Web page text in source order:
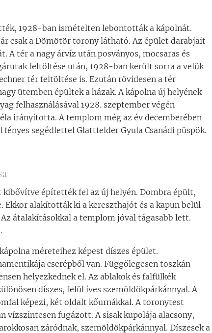
1928-ban ismételten lebontották a kápolnát.
csak a Dömötör torony látható. Az épület darabjait
A tér a nagy árvíz után posványos, mocsaras és
feltöltése után, 1928-ban került sorra a velük
tér feltöltése is. Ezután rövidesen a tér
ütemben épültek a házak. A kápolna új helyének
felhasználásával 1928. szeptember végén
irányította. A templom még az év decemberében
segédlettel Glattfelder Gyula Csanádi püspök.
építették fel az új helyén. Dombra épült,
Ekkor alakították ki a kereszthajót és a kapun belül
átalakításokkal a templom jóval tágasabb lett.
méreteihez képest díszes épület.
cserépből van. Függőlegesen toszkán
helyezkednek el. Az ablakok és falfülkék
díszes, felül íves szemöldökpárkánnyal. A
képezi, két oldalt kőurnákkal. A toronytest
vízszintesen fugázott. A sisak kupolája alacsony,
záródnak, szemöldökpárkánnyal. Díszesek a